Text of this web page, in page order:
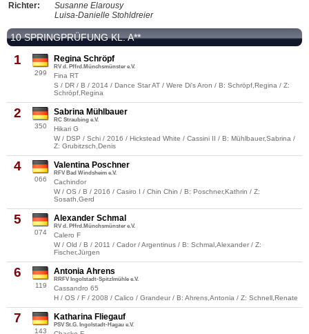
Richter:
Susanne Elarousy
Luisa-Danielle Stohldreier
10 SPRINGPRÜFUNG KL. A**
1
299
Regina Schröpf
RV d. Pffrd.Münchsmünster e.V.
Fina RT
S / DR / B / 2014 / Dance Star AT / Were Di's Aron / B: Schröpf,Regina / Z:
Schröpf,Regina
2
350
Sabrina Mühlbauer
RC Straubing e.V.
Hikari G
W / DSP / Schi / 2016 / Hickstead White / Cassini II / B: Mühlbauer,Sabrina /
Z: Grubitzsch,Denis
4
066
Valentina Poschner
RFV Bad Windsheim e.V.
Cachindor
W / OS / B / 2016 / Casiro I / Chin Chin / B: Poschner,Kathrin / Z:
Sosath,Gerd
5
074
Alexander Schmal
RV d. Pffrd.Münchsmünster e.V.
Calero F
W / Old / B / 2011 / Cador / Argentinus / B: Schmal,Alexander / Z:
Fischer,Jürgen
6
119
Antonia Ahrens
RRFV Ingolstadt-Spitzlmühle e.V.
Cassandro 65
H / OS / F / 2008 / Calico / Grandeur / B: Ahrens,Antonia / Z: Schnell,Renate
7
143
Katharina Fliegauf
PSV St.G. Ingolstadt-Hagau e.V.